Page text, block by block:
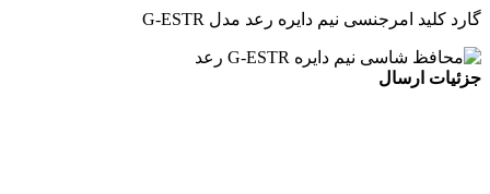
گارد کلید امرجنسی نیم دایره رعد مدل G-ESTR
جزئیات ارسال